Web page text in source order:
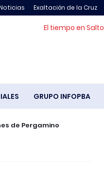
Exaltación de la Cruz
El tiempo en Salto
GRUPO INFOPBA
de Pergamino